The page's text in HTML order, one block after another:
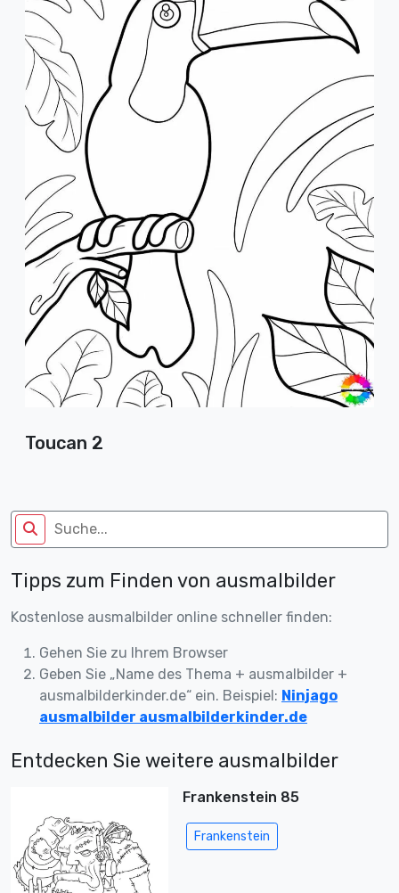
Toucan 2
Tipps zum Finden von ausmalbilder
Kostenlose ausmalbilder online schneller finden:
Gehen Sie zu Ihrem Browser
Geben Sie „Name des Thema + ausmalbilder +
ausmalbilderkinder.de“ ein. Beispiel: Ninjago
ausmalbilder ausmalbilderkinder.de
Entdecken Sie weitere ausmalbilder
Frankenstein 85
Frankenstein